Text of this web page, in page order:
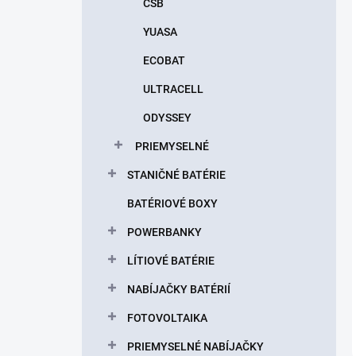
CSB
YUASA
ECOBAT
ULTRACELL
ODYSSEY
PRIEMYSELNÉ
STANIČNÉ BATÉRIE
BATÉRIOVÉ BOXY
POWERBANKY
LÍTIOVÉ BATÉRIE
NABÍJAČKY BATÉRIÍ
FOTOVOLTAIKA
PRIEMYSELNÉ NABÍJAČKY